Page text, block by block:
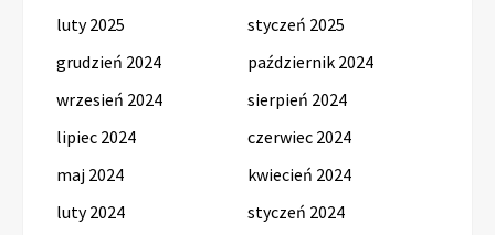
luty 2025
styczeń 2025
grudzień 2024
październik 2024
wrzesień 2024
sierpień 2024
lipiec 2024
czerwiec 2024
maj 2024
kwiecień 2024
luty 2024
styczeń 2024